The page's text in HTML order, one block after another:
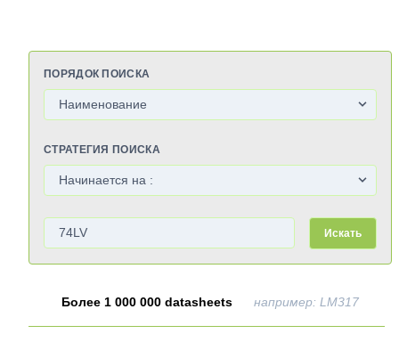
ПОРЯДОК ПОИСКА
СТРАТЕГИЯ ПОИСКА
Искать
Более 1 000 000 datasheets например: LM317